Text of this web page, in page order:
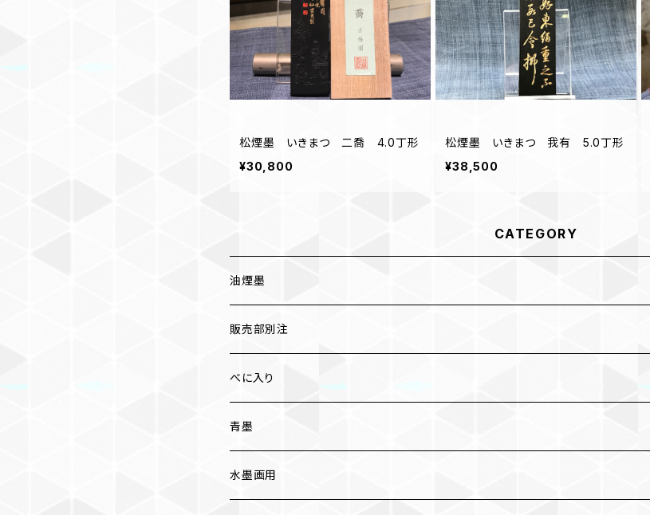
松煙墨 いきまつ 二喬 4.0丁形
¥30,800
松煙墨 いきまつ 我有 5.0丁形
¥38,500
CATEGORY
油煙墨
漆墨
紅花墨 各種
三ツ星
五ツ星
かな用
写経用
販売部別注
べに入り
青墨
水墨画用